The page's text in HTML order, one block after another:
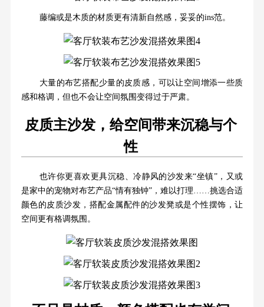
藤编或是木质的材质更有清新自然感，妥妥的ins范。
大量的布艺搭配少量的皮质感，可以让空间增添一些质
感和格调，但也不会让空间氛围变得过于严肃。
皮质主沙发，给空间带来沉稳与个
性
也许你更喜欢更具沉稳、冷静风的沙发来“坐镇”，又或
是家中的宠物对布艺产品“情有独钟”，难以打理……挑选合适
颜色的皮质沙发，搭配金属配件的沙发凳或是个性摆饰，让
空间更有格调氛围。